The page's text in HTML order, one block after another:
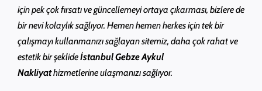
için pek çok fırsatı ve güncellemeyi ortaya çıkarması, bizlere de
bir nevi kolaylık sağlıyor. Hemen hemen herkes için tek bir
çalışmayı kullanmanızı sağlayan sitemiz, daha çok rahat ve
estetik bir şeklideİstanbul Gebze Aykul
Nakliyathizmetlerine ulaşmanızı sağlıyor.